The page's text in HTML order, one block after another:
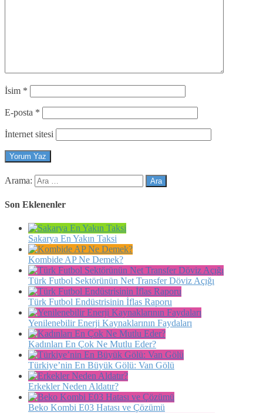
İsim *
E-posta *
İnternet sitesi
Arama:
Son Eklenenler
Sakarya En Yakın Taksi
Kombide AP Ne Demek?
Türk Futbol Sektörünün Net Transfer Döviz Açığı
Türk Futbol Endüstrisinin İflas Raporu
Yenilenebilir Enerji Kaynaklarının Faydaları
Kadınları En Çok Ne Mutlu Eder?
Türkiye’nin En Büyük Gölü: Van Gölü
Erkekler Neden Aldatır?
Beko Kombi E03 Hatası ve Çözümü